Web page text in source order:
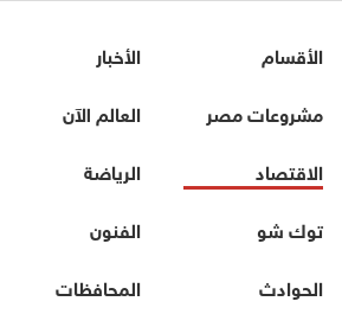
الأقسام
الأخبار
مشروعات مصر
العالم الآن
الاقتصاد
الرياضة
توك شو
الفنون
الحوادث
المحافظات